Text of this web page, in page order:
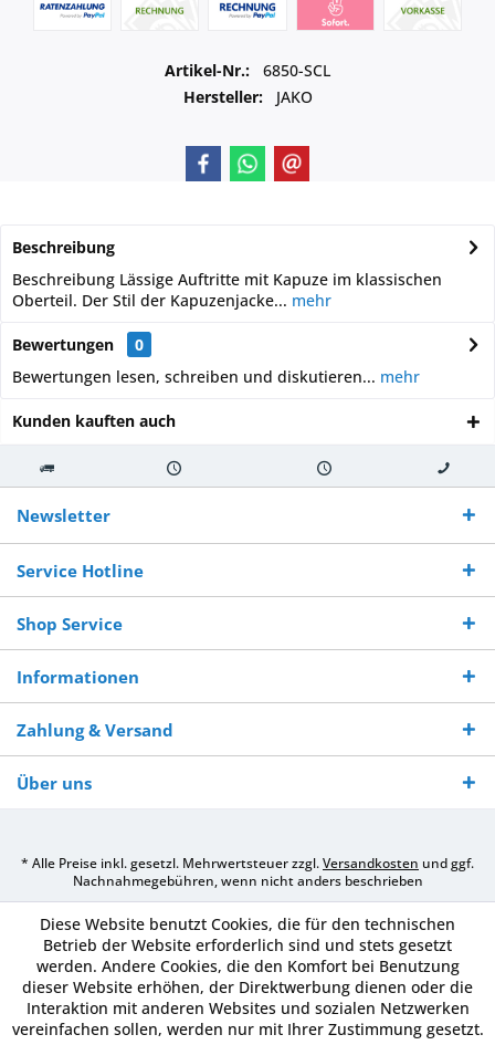
Artikel-Nr.:
6850-SCL
Hersteller:
JAKO
Beschreibung
Beschreibung Lässige Auftritte mit Kapuze im klassischen
Oberteil. Der Stil der Kapuzenjacke... mehr
Bewertungen
0
Bewertungen lesen, schreiben und diskutieren... mehr
Kunden kauften auch
Kostenloser
Versand ab €
250,-
Versand innerhalb von Versand von So erreichen
Sie uns 0160
970 511 90
Newsletter
Service Hotline
Shop Service
Informationen
Zahlung & Versand
Über uns
* Alle Preise inkl. gesetzl. Mehrwertsteuer zzgl.Versandkosten und ggf.
Nachnahmegebühren, wenn nicht anders beschrieben
Diese Website benutzt Cookies, die für den technischen
Betrieb der Website erforderlich sind und stets gesetzt
werden. Andere Cookies, die den Komfort bei Benutzung
dieser Website erhöhen, der Direktwerbung dienen oder die
Interaktion mit anderen Websites und sozialen Netzwerken
vereinfachen sollen, werden nur mit Ihrer Zustimmung gesetzt.